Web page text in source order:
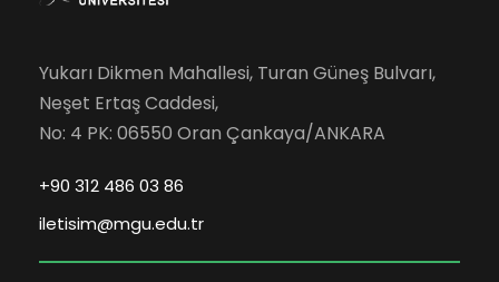
Yukarı Dikmen Mahallesi, Turan Güneş Bulvarı,
Neşet Ertaş Caddesi,
No: 4 PK: 06550 Oran Çankaya/ANKARA
+90 312 486 03 86
iletisim@mgu.edu.tr